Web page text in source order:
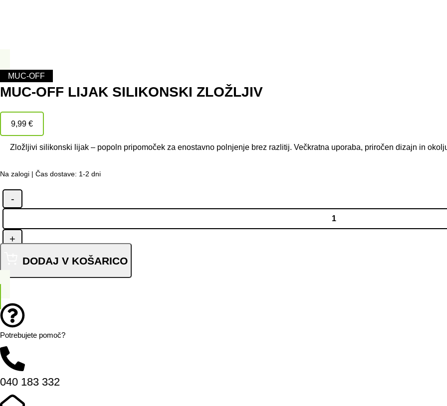
MUC-OFF
MUC-OFF LIJAK SILIKONSKI ZLOŽLJIV
9,99 €
Zložljivi silikonski lijak – popoln pripomoček za enostavno polnjenje brez razlitij. Večkratna uporaba, priročen dizajn in
Na zalogi | Čas dostave: 1-2 dni
DODAJ V KOŠARICO
Potrebujete pomoč?
040 183 332